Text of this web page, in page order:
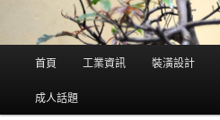
單
首頁 工業資訊 裝潢設計
成人話題